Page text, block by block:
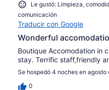
Le gustó: Limpieza,
comunicación
Traducir con Google
Wonderful
Boutique Accomodation in
stay. Terrific staff,friendly
Se hospedó 4 noches en agosto
0